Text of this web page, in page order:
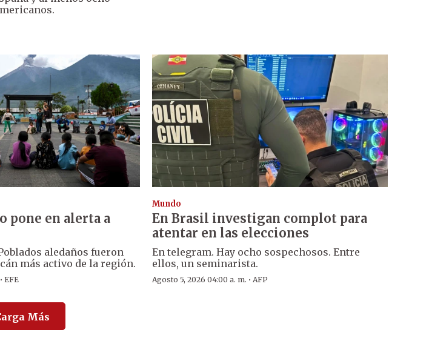
pone en alerta a
aledaños fueron
más activo de la región.
·EFE
Mundo
En Brasil investigan complot para
atentar en las elecciones
En telegram. Hay ocho sospechosos. Entre
ellos, un seminarista.
Agosto 5, 2026 04:00 a. m. · AFP
Más